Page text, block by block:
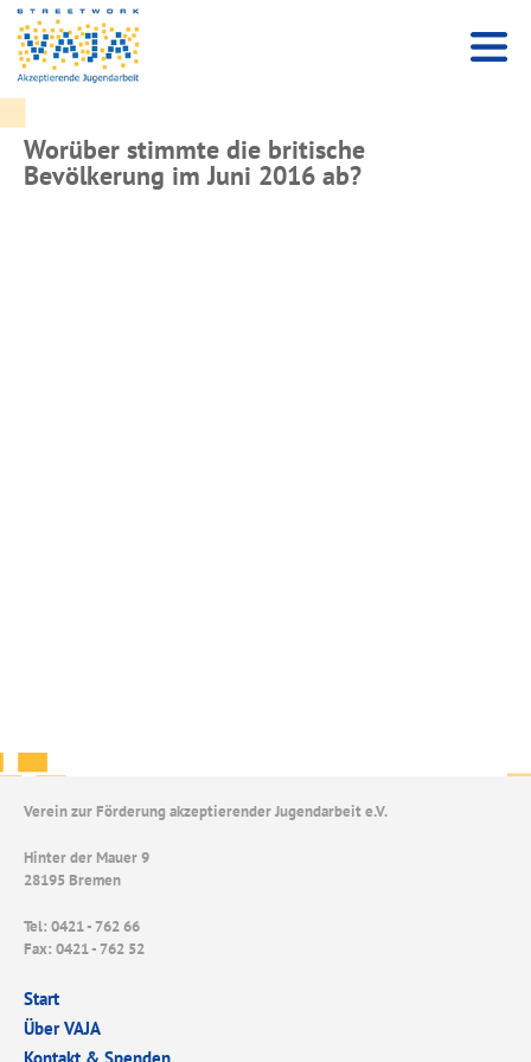
Worüber stimmte die britische
Bevölkerung im Juni 2016 ab?
Verein zur Förderung akzeptierender Jugendarbeit e.V.
Hinter der Mauer 9
28195 Bremen
Tel: 0421 - 762 66
Fax: 0421 - 762 52
Start
Über VAJA